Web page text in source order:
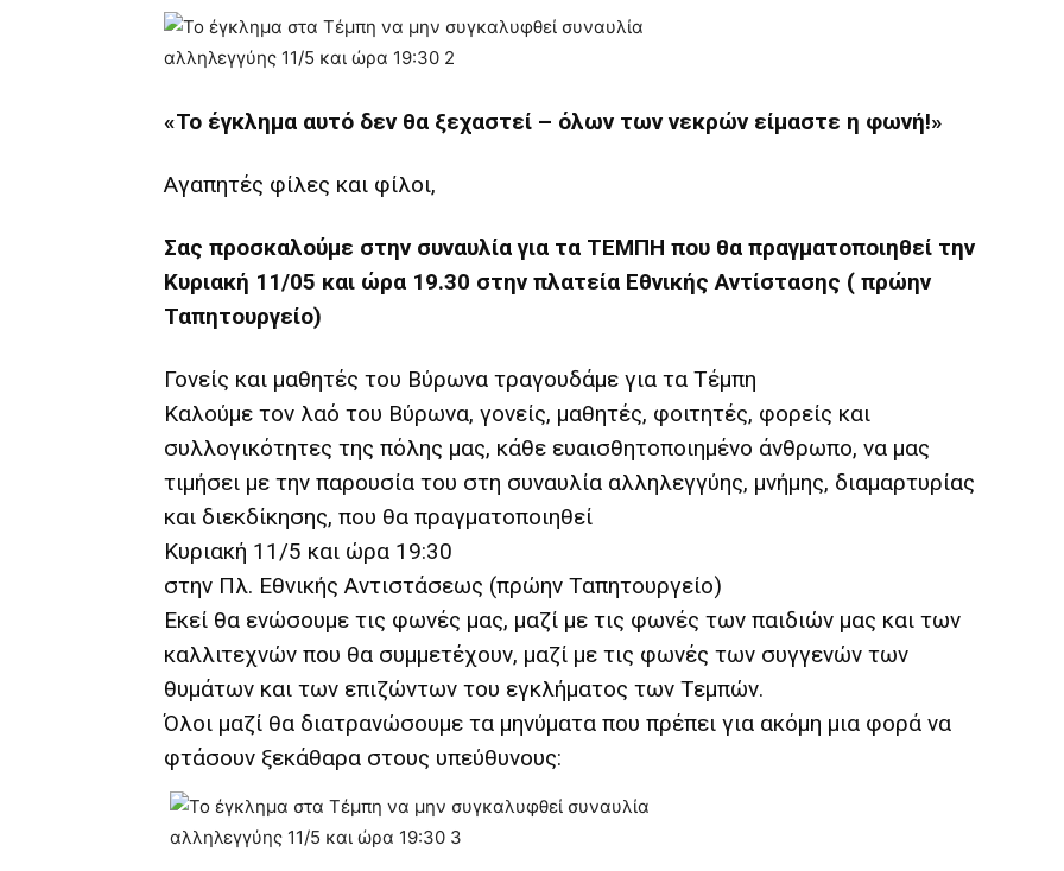
«Το έγκλημα αυτό δεν θα ξεχαστεί – όλων των νεκρών είμαστε η φωνή!»
Αγαπητές φίλες και φίλοι,
Σας προσκαλούμε στην συναυλία για τα ΤΕΜΠΗ που θα πραγματοποιηθεί την
Κυριακή 11/05 και ώρα 19.30 στην πλατεία Εθνικής Αντίστασης ( πρώην
Ταπητουργείο)
Γονείς και μαθητές του Βύρωνα τραγουδάμε για τα Τέμπη
Καλούμε τον λαό του Βύρωνα, γονείς, μαθητές, φοιτητές, φορείς και
συλλογικότητες της πόλης μας, κάθε ευαισθητοποιημένο άνθρωπο, να μας
τιμήσει με την παρουσία του στη συναυλία αλληλεγγύης, μνήμης, διαμαρτυρίας
και διεκδίκησης, που θα πραγματοποιηθεί
Κυριακή 11/5 και ώρα 19:30
στην Πλ. Εθνικής Αντιστάσεως (πρώην Ταπητουργείο)
Εκεί θα ενώσουμε τις φωνές μας, μαζί με τις φωνές των παιδιών μας και των
καλλιτεχνών που θα συμμετέχουν, μαζί με τις φωνές των συγγενών των
θυμάτων και των επιζώντων του εγκλήματος των Τεμπών.
Όλοι μαζί θα διατρανώσουμε τα μηνύματα που πρέπει για ακόμη μια φορά να
φτάσουν ξεκάθαρα στους υπεύθυνους: